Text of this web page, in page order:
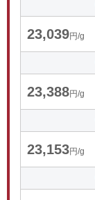
23,039円/g
23,388円/g
23,153円/g